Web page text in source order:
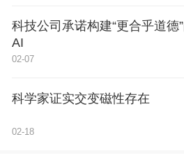
科技公司承诺构建“更合乎道德
AI
02-07
科学家证实交变磁性存在
02-18